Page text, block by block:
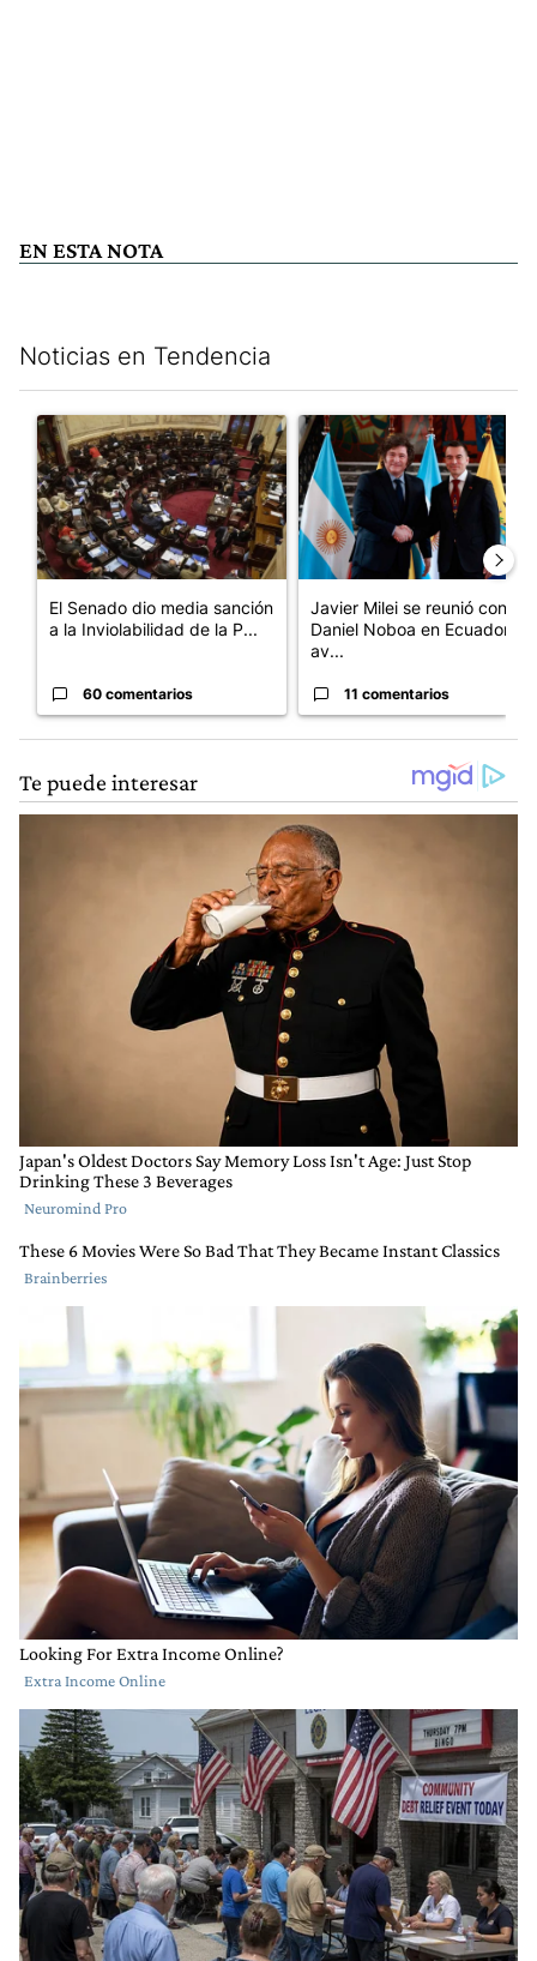
EN ESTA NOTA
Noticias en Tendencia
Un artículo de tendencia con el título "El Senado dio media
El Senado dio media sanción
a la Inviolabilidad de la P...
60 comentarios
Un artículo de tendencia con
Javier Milei se reunió con
Daniel Noboa en Ecuador y
av...
11 comentarios